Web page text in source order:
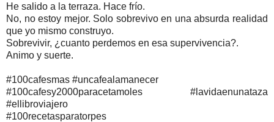
He salido a la terraza. Hace frío.
No, no estoy mejor. Solo sobrevivo en una absurda realidad
que yo mismo construyo.
Sobrevivir, ¿cuanto perdemos en esa supervivencia?.
Animo y suerte.
#100cafesmas #uncafealamanecer
#100cafesy2000paracetamoles #lavidaenunataza
#ellibroviajero
#100recetasparatorpes